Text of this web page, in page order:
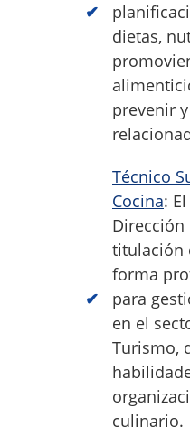
dietas,
prevenir
Técnico
Cocina:
Dirección
titulación
forma
para
en el
Turismo,
culinario.